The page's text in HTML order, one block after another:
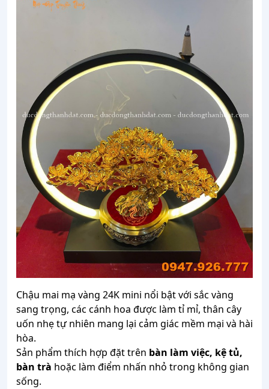
Chậu mai mạ vàng 24K mini nổi bật với sắc vàng
sang trọng, các cánh hoa được làm tỉ mỉ, thân cây
uốn nhẹ tự nhiên mang lại cảm giác mềm mại và hài
hòa.
Sản phẩm thích hợp đặt trên bàn làm việc, kệ tủ,
bàn trà hoặc làm điểm nhấn nhỏ trong không gian
sống.